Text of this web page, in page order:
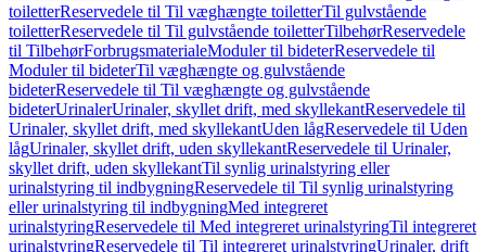
toiletterReservedele til Til væghængte toiletterTil gulvstående
toiletterReservedele til Til gulvstående toiletterTilbehørReservedele
til TilbehørForbrugsmaterialeModuler til bideterReservedele til
Moduler til bideterTil væghængte og gulvstående
bideterReservedele til Til væghængte og gulvstående
bideterUrinalerUrinaler, skyllet drift, med skyllekantReservedele til
Urinaler, skyllet drift, med skyllekantUden lågReservedele til Uden
lågUrinaler, skyllet drift, uden skyllekantReservedele til Urinaler,
skyllet drift, uden skyllekantTil synlig urinalstyring eller
urinalstyring til indbygningReservedele til Til synlig urinalstyring
eller urinalstyring til indbygningMed integreret
urinalstyringReservedele til Med integreret urinalstyringTil integreret
urinalstyringReservedele til Til integreret urinalstyringUrinaler, drift